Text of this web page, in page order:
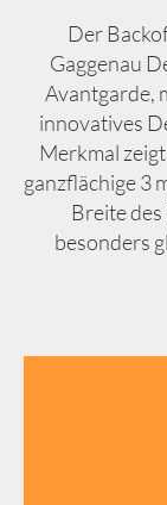
Der
Gaggenau
Avantgarde,
innovatives
Merkmal
ganzflächige 3
Breite
besonders